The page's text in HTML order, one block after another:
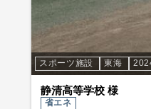
スポーツ施設 東海
静清高等学校 様
省エネ